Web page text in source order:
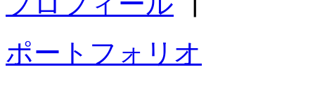
ポートフォリオ